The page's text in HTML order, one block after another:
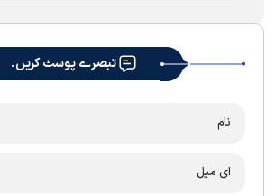
تبصرے پوسٹ کریں۔